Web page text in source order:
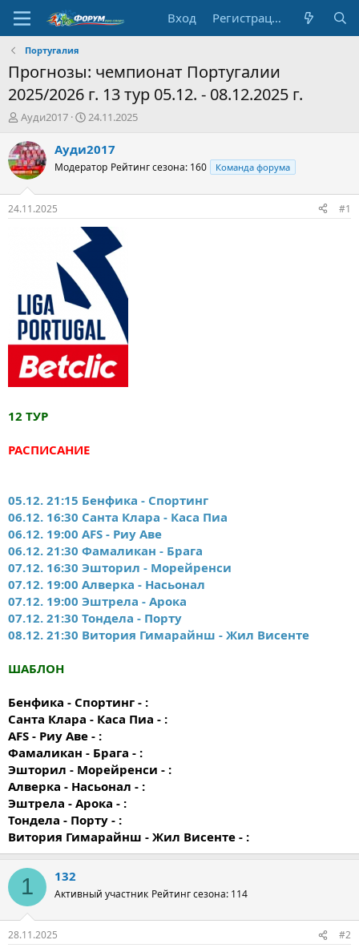
Вход Регистрация
Португалия
Прогнозы: чемпионат Португалии
2025/2026 г. 13 тур 05.12. - 08.12.2025 г.
А
т
о
р
т
е
м
Ауди2017
Д
т
н
а
л
а
24.11.2025
Ауди2017
Модератор Рейтинг сезона: 160 Команда форума
24.11.2025 #1
12 ТУР
РАСПИСАНИЕ
05.12. 21:15 Бенфика - Спортинг
06.12. 16:30 Санта Клара - Каса Пиа
06.12. 19:00 AFS - Риу Аве
06.12. 21:30 Фамаликан - Брага
07.12. 16:30 Эшторил - Морейренси
07.12. 19:00 Алверка - Насьонал
07.12. 19:00 Эштрела - Арока
07.12. 21:30 Тондела - Порту
08.12. 21:30 Витория Гимарайнш - Жил Висенте
ШАБЛОН
Бенфика - Спортинг - :
Санта Клара - Каса Пиа - :
AFS - Риу Аве - :
Фамаликан - Брага - :
Эшторил - Морейренси - :
Алверка - Насьонал - :
Эштрела - Арока - :
Тондела - Порту - :
Витория Гимарайнш - Жил Висенте - :
1 132
Активный участник Рейтинг сезона: 114
28.11.2025 #2